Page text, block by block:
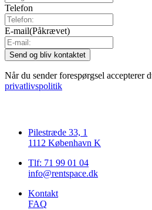
Telefon
E-mail(Påkrævet)
Når du sender forespørgsel accepterer
privatlivspolitik
Pilestræde 33, 1
1112 København K
Tlf: 71 99 01 04
info@rentspace.dk
Kontakt
FAQ